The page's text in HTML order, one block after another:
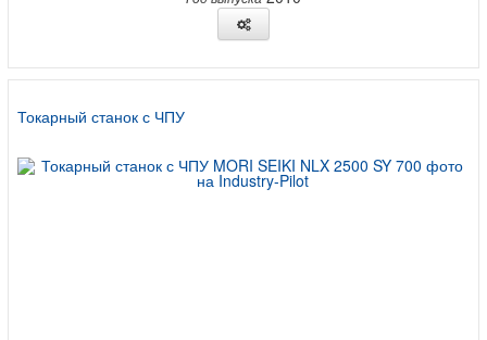
Токарный станок с ЧПУ